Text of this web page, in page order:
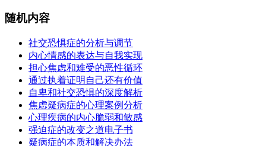
随机内容
社交恐惧症的分析与调节
内心情感的表达与自我实现
担心焦虑和难受的恶性循环
通过执着证明自己还有价值
自卑和社交恐惧的深度解析
焦虑疑病症的心理案例分析
心理疾病的内心脆弱和敏感
强迫症的改变之道电子书
疑病症的本质和解决办法